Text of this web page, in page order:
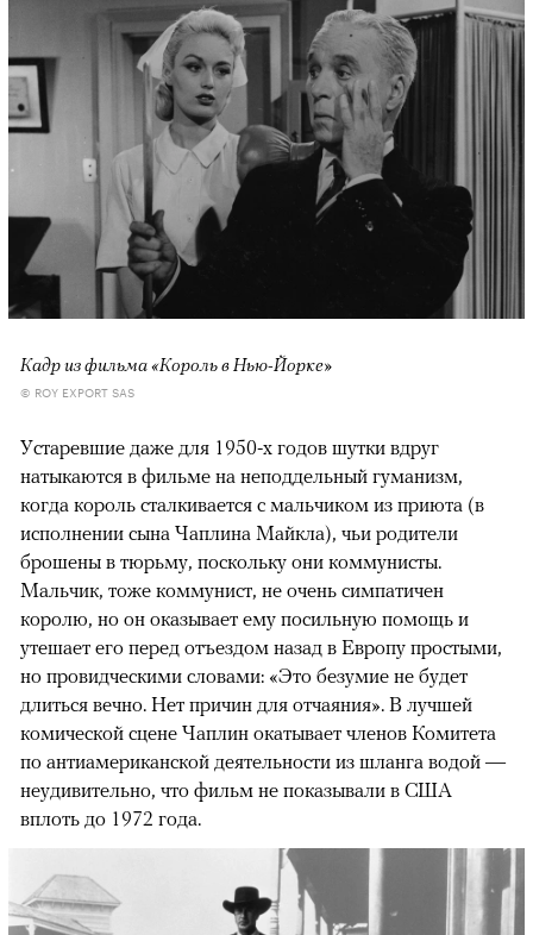
Кадр из фильма «Король в Нью-Йорке»
© ROY EXPORT SAS
Устаревшие даже для 1950-х годов шутки вдруг
натыкаются в фильме на неподдельный гуманизм,
когда король сталкивается с мальчиком из приюта (в
исполнении сына Чаплина Майкла), чьи родители
брошены в тюрьму, поскольку они коммунисты.
Мальчик, тоже коммунист, не очень симпатичен
королю, но он оказывает ему посильную помощь и
утешает его перед отъездом назад в Европу простыми,
но провидческими словами: «Это безумие не будет
длиться вечно. Нет причин для отчаяния». В лучшей
комической сцене Чаплин окатывает членов Комитета
по антиамериканской деятельности из шланга водой —
неудивительно, что фильм не показывали в США
вплоть до 1972 года.